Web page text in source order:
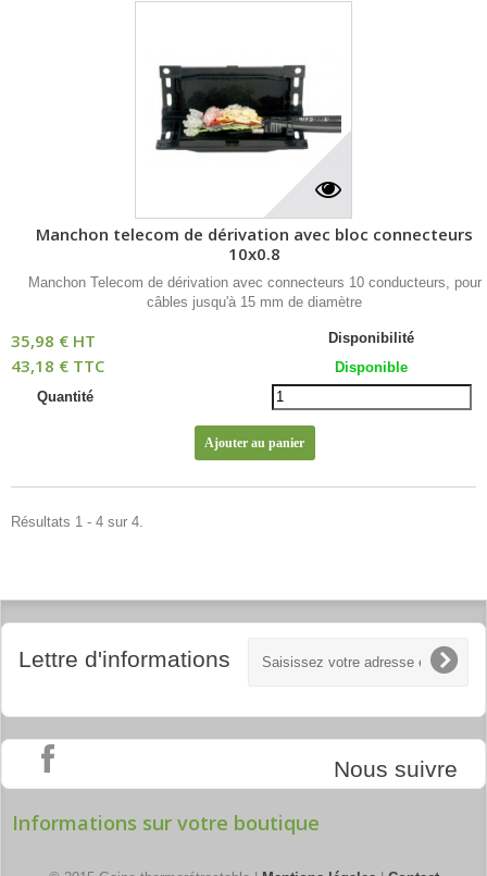
Manchon telecom de dérivation avec bloc connecteurs
10x0.8
Manchon Telecom de dérivation avec connecteurs 10 conducteurs, pour
câbles jusqu'à 15 mm de diamètre
35,98 € HT
43,18 € TTC
Disponibilité
Disponible
Quantité
Résultats 1 - 4 sur 4.
Lettre d'informations
Nous suivre
Informations sur votre boutique